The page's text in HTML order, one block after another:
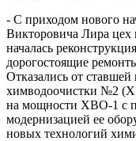
- С приходом нового
Викторовича Лира цех
началась
дорогостоящие
Отказались от ставшей
химводоочистки №2
на мощности ХВО-1 с
модернизацией ее
новых технологий